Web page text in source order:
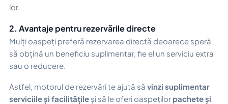
lor.
2. Avantaje pentru rezervările directe
Mulți oaspeți preferă rezervarea directă deoarece speră
să obțină un beneficiu suplimentar, fie el un serviciu extra
sau o reducere.
Astfel, motorul de rezervări te ajută să vinzi suplimentar
serviciile și facilitățile și să le oferi oaspeților pachete și